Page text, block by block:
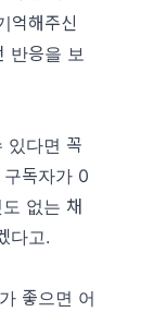
억해주신
반응을 보
있다면 꼭
독자가 0
없는 채
다고.
좋으면 어